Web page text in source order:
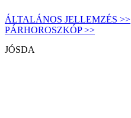
ÁLTALÁNOS JELLEMZÉS >>
PÁRHOROSZKÓP >>
JÓSDA